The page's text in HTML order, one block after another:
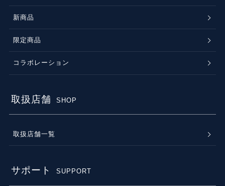
新商品
限定商品
コラボレーション
取扱店舗 SHOP
取扱店舗一覧
サポート SUPPORT